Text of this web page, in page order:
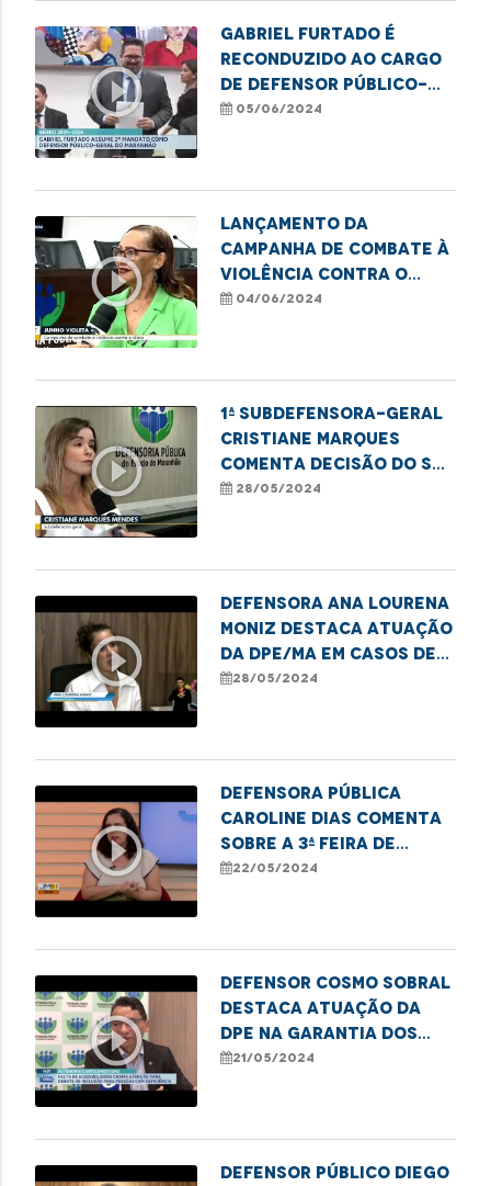
play_circle_outline
Gabriel Furtado é
reconduzido ao cargo
de defensor público-
geral do Estado
05/06/2024
play_circle_outline
Lançamento da
Campanha de Combate à
Violência Contra o
Idoso
04/06/2024
play_circle_outline
1ª Subdefensora-geral
Cristiane Marques
comenta decisão do STF
que proíbe
28/05/2024
play_circle_outline
Defensora Ana Lourena
Moniz destaca atuação
da DPE/MA em casos de
adoção
28/05/2024
play_circle_outline
Defensora pública
Caroline Dias comenta
sobre a 3ª Feira de
Empreendedorismo
22/05/2024
play_circle_outline
Defensor Cosmo Sobral
destaca atuação da
DPE na garantia dos
direitos das pessoas
21/05/2024
Defensor público Diego